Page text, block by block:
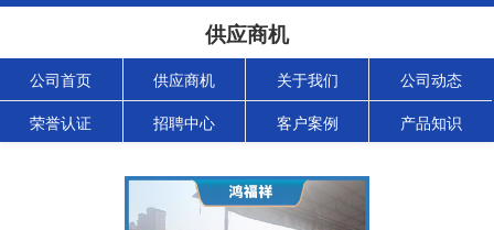
供应商机
公司首页 供应商机 关于我们 公司动态
荣誉认证 招聘中心 客户案例 产品知识